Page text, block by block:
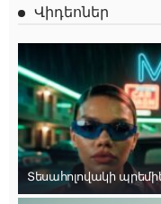
Վիդեոներ
Տեսահոլովակի